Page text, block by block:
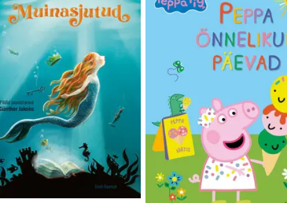
Добавить в корзину Добавить в корзину